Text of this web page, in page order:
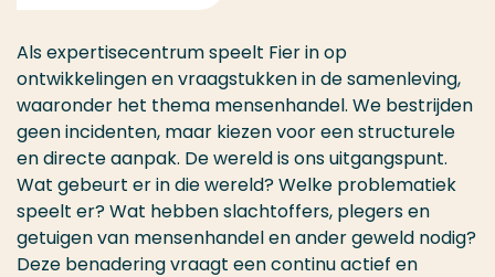
Als expertisecentrum speelt Fier in op
ontwikkelingen en vraagstukken in de samenleving,
waaronder het thema mensenhandel. We bestrijden
geen incidenten, maar kiezen voor een structurele
en directe aanpak. De wereld is ons uitgangspunt.
Wat gebeurt er in die wereld? Welke problematiek
speelt er? Wat hebben slachtoffers, plegers en
getuigen van mensenhandel en ander geweld nodig?
Deze benadering vraagt een continu actief en